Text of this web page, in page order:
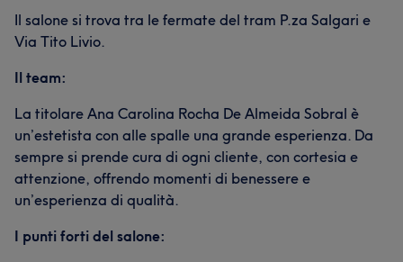
Il salone si trova tra le fermate del tram P.za Salgari e
Via Tito Livio.
Il team:
La titolare Ana Carolina Rocha De Almeida Sobral è
un’estetista con alle spalle una grande esperienza. Da
sempre si prende cura di ogni cliente, con cortesia e
attenzione, offrendo momenti di benessere e
un’esperienza di qualità.
I punti forti del salone: